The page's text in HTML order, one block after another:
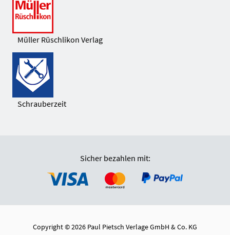
Müller Rüschlikon Verlag
Schrauberzeit
Sicher bezahlen mit:
Copyright © 2026 Paul Pietsch Verlage GmbH & Co. KG